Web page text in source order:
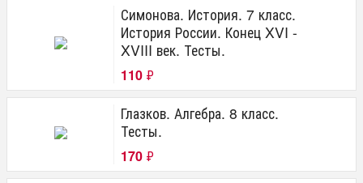
Симонова. История. 7 класс.
История России. Конец XVI -
XVIII век. Тесты.
110 ₽
Глазков. Алгебра. 8 класс.
Тесты.
170 ₽